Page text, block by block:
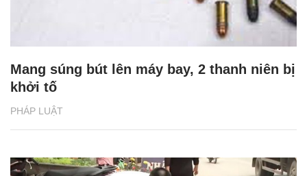
PHÁP LUẬT
Mang súng bút lên máy bay, 2 thanh niên bị
khởi tố